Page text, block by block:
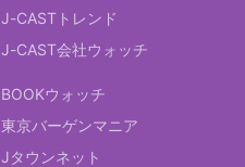
J-CASTトレンド
J-CAST会社ウォッチ
BOOKウォッチ
東京バーゲンマニア
Jタウンネット